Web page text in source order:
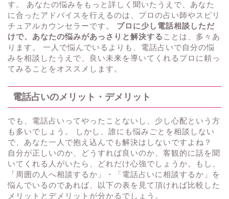
す。 あなたの悩みをもっと詳しく聞いたうえで、あなた
に合ったアドバイスを行えるのは、プロの占い師やスピリ
チュアルカウンセラーです。 プロに少し電話相談しただ
けで、あなたの悩みがあっさりと解決する ことは、多々あ
ります。 一人で悩んでいるよりも、電話占いで自分の悩
みを相談したうえで、良い未来を導いてくれるプロに頼っ
てみることをオススメします。
電話占いのメリット・デメリット
でも、電話占いってやったことないし、少し心配という方
も多いでしょう。 しかし、誰にも悩みごとを相談しない
で、あなた一人で抱え込んでも解決はしないですよね？
自分が正しいのか、どうすれば良いのか、客観的に話を聞
いてくれる人がいたら、どれだけ心強でしょうか。もし、
「周囲の人へ相談するか」・「電話占いに相談するか」を
悩んでいるのであれば、以下の表を見て頂ければ比較した
メリットとデメリットが分かるでしょう。